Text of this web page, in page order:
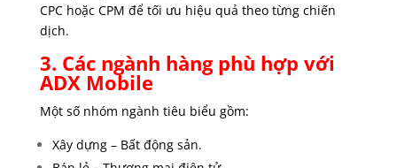
CPC hoặc CPM để tối ưu hiệu quả theo từng chiến
dịch.
3. Các ngành hàng phù hợp với
ADX Mobile
Một số nhóm ngành tiêu biểu gồm:
Xây dựng – Bất động sản.